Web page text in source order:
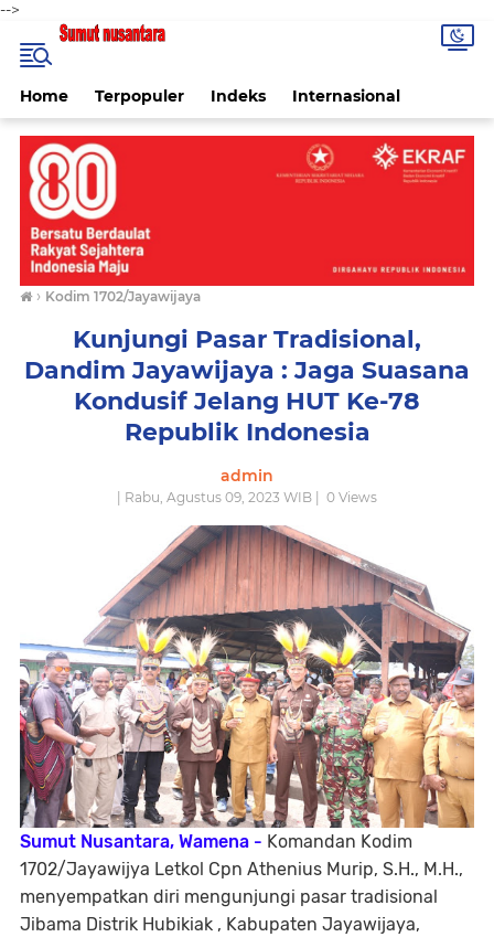
-->
Home Terpopuler Indeks Internasional
› Kodim 1702/Jayawijaya
Kunjungi Pasar Tradisional,
Dandim Jayawijaya : Jaga Suasana
Kondusif Jelang HUT Ke-78
Republik Indonesia
admin
| Rabu, Agustus 09, 2023 WIB | 0 Views
Sumut Nusantara, Wamena - Komandan Kodim
1702/Jayawijya Letkol Cpn Athenius Murip, S.H., M.H.,
menyempatkan diri mengunjungi pasar tradisional
Jibama Distrik Hubikiak , Kabupaten Jayawijaya,